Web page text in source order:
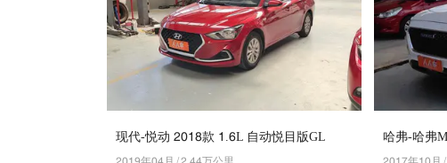
现代-悦动 5049款 4.2L 自动悦目版GL 哈弗-哈弗